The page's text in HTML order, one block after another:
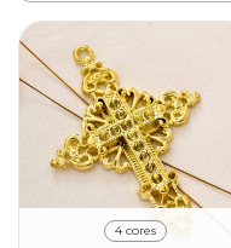
4 cores